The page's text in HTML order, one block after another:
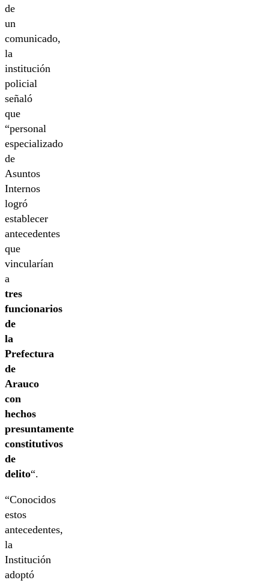
de
un
comunicado,
la
institución
policial
señaló
que
“personal
especializado
de
Asuntos
Internos
logró
establecer
antecedentes
que
vincularían
a
tres
funcionarios
de
la
Prefectura
de
Arauco
con
hechos
presuntamente
constitutivos
de
delito“.
“Conocidos
estos
antecedentes,
la
Institución
adoptó